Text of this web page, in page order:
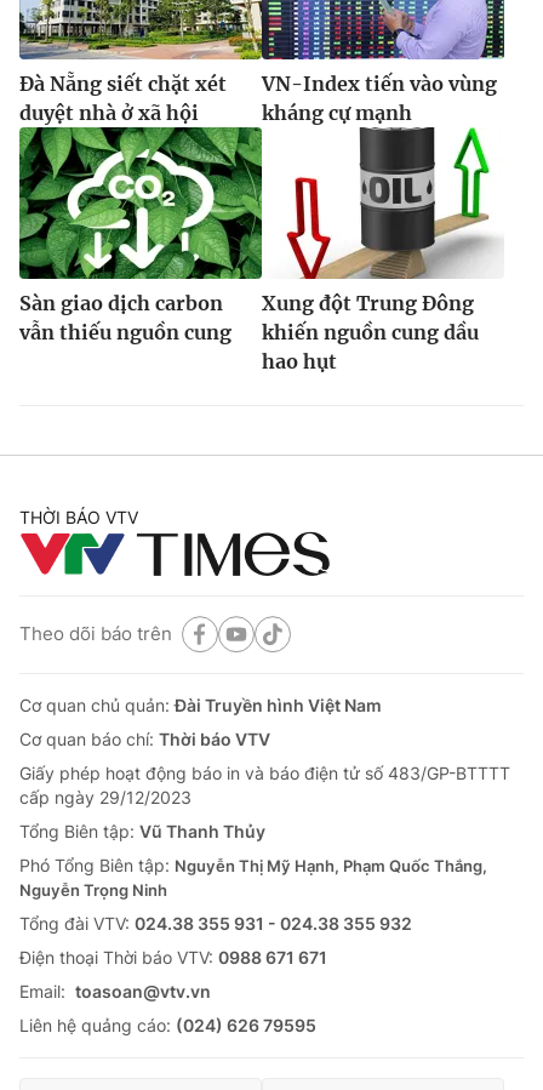
Đà Nẵng siết chặt xét
duyệt nhà ở xã hội
VN-Index tiến vào vùng
kháng cự mạnh
Sàn giao dịch carbon
vẫn thiếu nguồn cung
Xung đột Trung Đông
khiến nguồn cung dầu
hao hụt
THỜI BÁO VTV
Theo dõi báo trên
Cơ quan chủ quản:Đài Truyền hình Việt Nam
Cơ quan báo chí: Thời báo VTV
Giấy phép hoạt động báo in và báo điện tử số 483/GP-BTTTT
cấp ngày 29/12/2023
Tổng Biên tập: Vũ Thanh Thủy
Phó Tổng Biên tập: Nguyễn Thị Mỹ Hạnh, Phạm Quốc Thắng,
Nguyễn Trọng Ninh
Tổng đài VTV: 024.38 355 931 - 024.38 355 932
Ðiện thoại Thời báo VTV: 0988 671 671
Email: toasoan@vtv.vn
Liên hệ quảng cáo: (024) 626 79595